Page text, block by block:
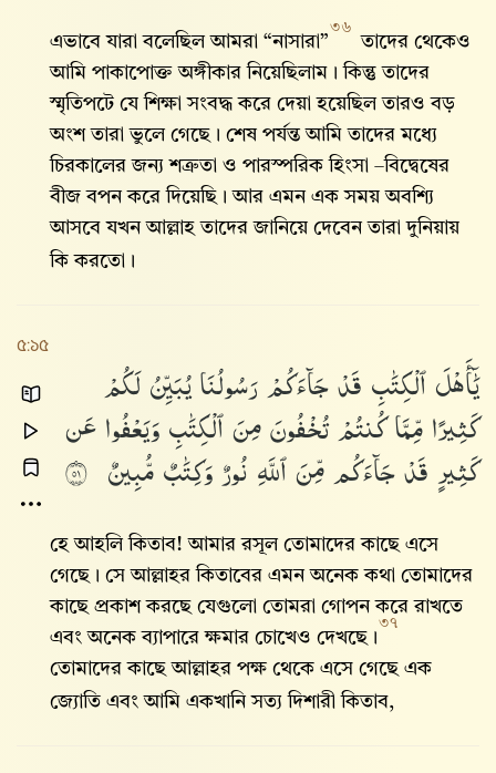
এভাবে যারা বলেছিল আমরা “নাসারা”
৩৬
তাদের থেকেও
আমি পাকাপোক্ত অঙ্গীকার নিয়েছিলাম। কিন্তু তাদের
স্মৃতিপটে যে শিক্ষা সংবদ্ধ করে দেয়া হয়েছিল তারও বড়
অংশ তারা ভুলে গেছে। শেষ পর্যন্ত আমি তাদের মধ্যে
চিরকালের জন্য শত্রুতা ও পারস্পরিক হিংসা –বিদ্বেষের
বীজ বপন করে দিয়েছি। আর এমন এক সময় অবশ্যি
আসবে যখন আল্লাহ‌ তাদের জানিয়ে দেবেন তারা দুনিয়ায়
কি করতো।
৫:১৫
يَٰٓأَهْلَٱلْكِتَٰبِقَدْجَآءَكُمْرَسُولُنَايُبَيِّنُلَكُمْ
كَثِيرًامِّمَّاكُنتُمْتُخْفُونَمِنَٱلْكِتَٰبِوَيَعْفُوا۟عَن
كَثِيرٍقَدْجَآءَكُممِّنَٱللَّهِنُورٌوَكِتَٰبٌمُّبِينٌ ١٥
হে আহলি কিতাব! আমার রসূল তোমাদের কাছে এসে
গেছে। সে আল্লাহর কিতাবের এমন অনেক কথা তোমাদের
কাছে প্রকাশ করছে যেগুলো তোমরা গোপন করে রাখতে
এবং অনেক ব্যাপারে ক্ষমার চোখেও দেখছে।
৩৭
তোমাদের কাছে আল্লাহর পক্ষ থেকে এসে গেছে এক
জ্যোতি এবং আমি একখানি সত্য দিশারী কিতাব,